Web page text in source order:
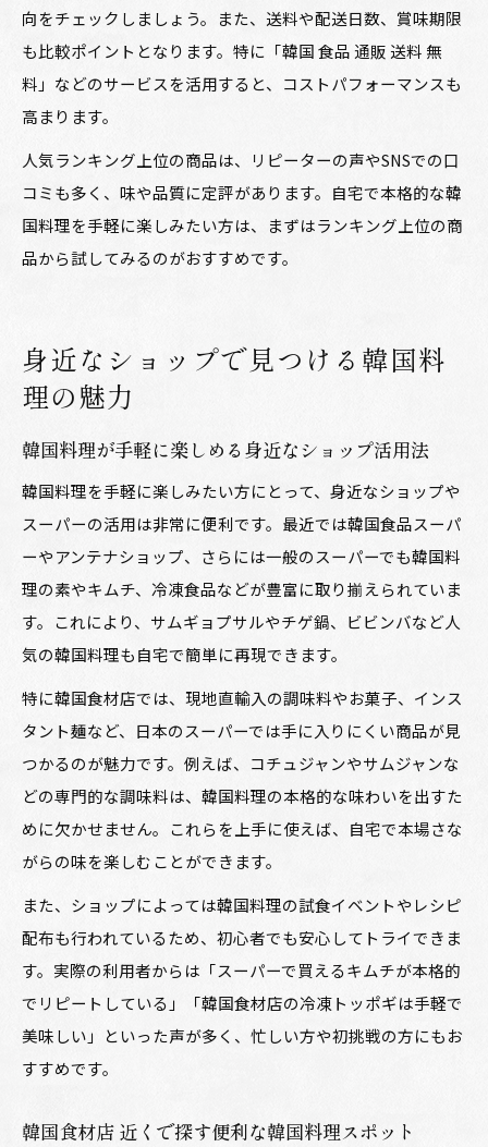
向をチェックしましょう。また、送料や配送日数、賞味期限
も比較ポイントとなります。特に「韓国 食品 通販 送料 無
料」などのサービスを活用すると、コストパフォーマンスも
高まります。
人気ランキング上位の商品は、リピーターの声やSNSでの口
コミも多く、味や品質に定評があります。自宅で本格的な韓
国料理を手軽に楽しみたい方は、まずはランキング上位の商
品から試してみるのがおすすめです。
身近なショップで見つける韓国料
理の魅力
韓国料理が手軽に楽しめる身近なショップ活用法
韓国料理を手軽に楽しみたい方にとって、身近なショップや
スーパーの活用は非常に便利です。最近では韓国食品スーパ
ーやアンテナショップ、さらには一般のスーパーでも韓国料
理の素やキムチ、冷凍食品などが豊富に取り揃えられていま
す。これにより、サムギョプサルやチゲ鍋、ビビンバなど人
気の韓国料理も自宅で簡単に再現できます。
特に韓国食材店では、現地直輸入の調味料やお菓子、インス
タント麺など、日本のスーパーでは手に入りにくい商品が見
つかるのが魅力です。例えば、コチュジャンやサムジャンな
どの専門的な調味料は、韓国料理の本格的な味わいを出すた
めに欠かせません。これらを上手に使えば、自宅で本場さな
がらの味を楽しむことができます。
また、ショップによっては韓国料理の試食イベントやレシピ
配布も行われているため、初心者でも安心してトライできま
す。実際の利用者からは「スーパーで買えるキムチが本格的
でリピートしている」「韓国食材店の冷凍トッポギは手軽で
美味しい」といった声が多く、忙しい方や初挑戦の方にもお
すすめです。
韓国食材店 近くで探す便利な韓国料理スポット